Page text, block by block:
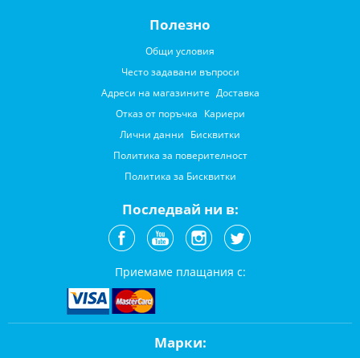
Полезно
Общи условия
Често задавани въпроси
Адреси на магазините Доставка
Отказ от поръчка Кариери
Лични данни Бисквитки
Политика за поверителност
Политика за Бисквитки
Последвай ни в:
Приемаме плащания с:
Марки: